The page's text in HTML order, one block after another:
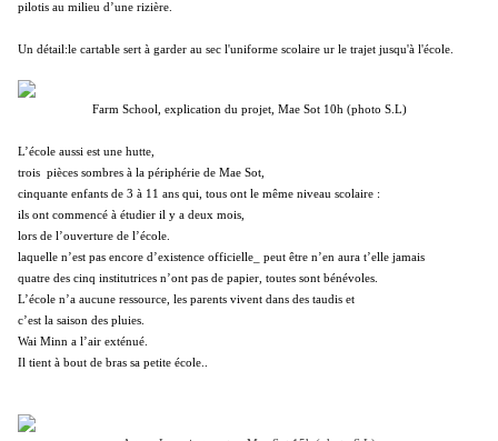
pilotis au milieu d’une rizière.
Un détail:le cartable sert à garder au sec l'uniforme scolaire ur le trajet jusqu'à l'école.
Farm School, explication du projet, Mae Sot 10h (photo S.L)
L’école aussi est une hutte,
trois pièces sombres à la périphérie de Mae Sot,
cinquante enfants de 3 à 11 ans qui, tous ont le même niveau scolaire :
ils ont commencé à étudier il y a deux mois,
lors de l’ouverture de l’école.
laquelle n’est pas encore d’existence officielle_ peut être n’en aura t’elle jamais
quatre des cinq institutrices n’ont pas de papier, toutes sont bénévoles.
L’école n’a aucune ressource, les parents vivent dans des taudis et
c’est la saison des pluies.
Wai Minn a l’air exténué.
Il tient à bout de bras sa petite école..